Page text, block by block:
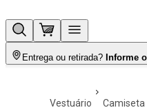
Entrega ou retirada? Informe
vestuário camiseta